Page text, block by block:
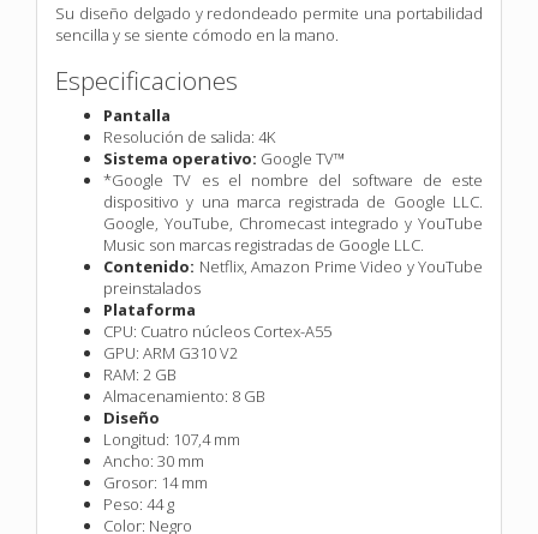
Su diseño delgado y redondeado permite una portabilidad
sencilla y se siente cómodo en la mano.
Especificaciones
Pantalla
Resolución de salida: 4K
Sistema operativo: Google TV™
*Google TV es el nombre del software de este
dispositivo y una marca registrada de Google LLC.
Google, YouTube, Chromecast integrado y YouTube
Music son marcas registradas de Google LLC.
Contenido: Netflix, Amazon Prime Video y YouTube
preinstalados
Plataforma
CPU: Cuatro núcleos Cortex-A55
GPU: ARM G310 V2
RAM: 2 GB
Almacenamiento: 8 GB
Diseño
Longitud: 107,4 mm
Ancho: 30 mm
Grosor: 14 mm
Peso: 44 g
Color: Negro